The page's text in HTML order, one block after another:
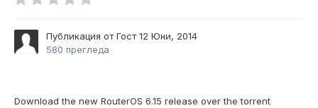
Публикация от Гост12 Юни, 2014
580 прегледа
Download the new RouterOS 6.15 release over the torrent